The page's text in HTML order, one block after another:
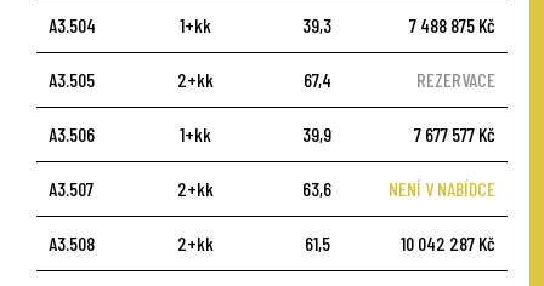
A3.504 1+kk 39,3 7 488 875 Kč
A3.505 2+kk 67,4 REZERVACE
A3.506 1+kk 39,9 7 677 577 Kč
A3.507 2+kk 63,6 NENÍ V NABÍDCE
A3.508 2+kk 61,5 10 042 287 Kč